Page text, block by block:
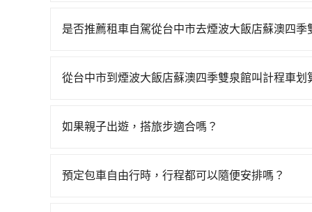
港一天最多有103班次高鐵可搭乘。假設從台中
小黃後約花70分鐘、車費2,000元後，抵達煙波大
1,430元，費時2小時39分鐘。選擇搭乘高鐵而不
是否推薦租車自駕從台中市去煙波大飯店蘇澳四季
天就要來回，那在台中路邊可隨租隨借的iRent應
小時40元路邊停車費用預估進去，但額外的汽車
凹的車門仍未被修理，每一次租車都好像在開樂
從台中市到煙波大飯店蘇澳四季雙泉館叫計程車划
到車，也可考慮打電話至附近的計程車隊，如聯
上台中市有些計程車司機不按錶計費，約有27%
如果親子出遊，搭旅步適合嗎？
出遊時安全更有保障。
預定包車自由行時，行程都可以隨便安排嗎？